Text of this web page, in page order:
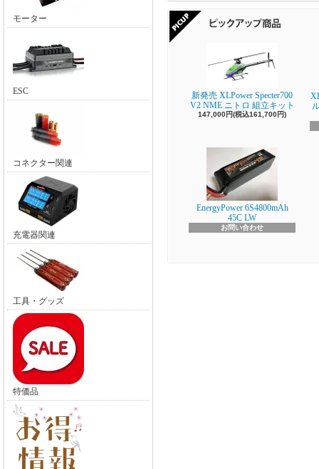
モーター
ESC
コネクター関連
充電器関連
工具・グッズ
特価品
新発売 XLPower Specter700
V2 NME ニトロ 組立キット
147,000円(税込161,700円)
EnergyPower 6S4800mAh
45C LW
お問い合わせ